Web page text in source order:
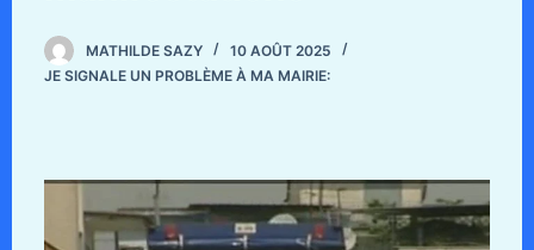
MATHILDE SAZY
10 AOÛT 2025
JE SIGNALE UN PROBLÈME À MA MAIRIE: